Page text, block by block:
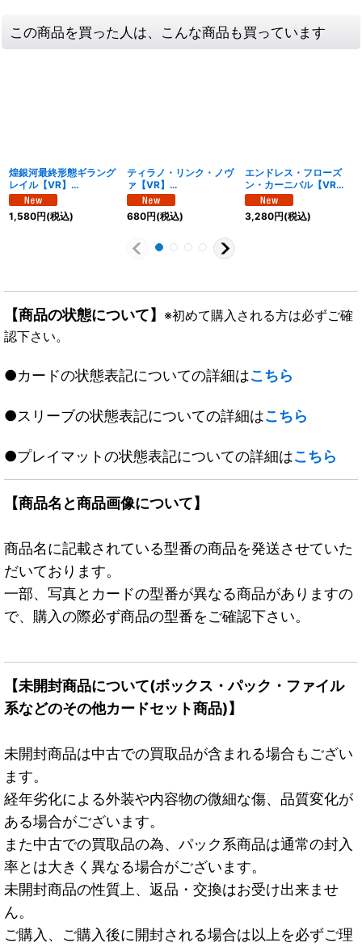
この商品を買った人は、こんな商品も買っています
煌銀河最終形態ギラング
レイル【VR】
{25EX3CSP2/CSP5}
《光》
1,580円(税込)
ティラノ・リンク・ノヴ
ァ【VR】
{25EX3CSP4/CSP5}
《火》
680円(税込)
エンドレス・フローズ
ン・カーニバル【VR】
{25EX3CSP5/CSP5}
《多》
3,280円(税込)
【商品の状態について】 ※初めて購入される方は必ずご確
認下さい。
●カードの状態表記についての詳細はこちら
●スリーブの状態表記についての詳細はこちら
●プレイマットの状態表記についての詳細はこちら
【商品名と商品画像について】
商品名に記載されている型番の商品を発送させていた
だいております。
一部、写真とカードの型番が異なる商品がありますの
で、購入の際必ず商品の型番をご確認下さい。
【未開封商品について(ボックス・パック・ファイル
系などのその他カードセット商品)】
未開封商品は中古での買取品が含まれる場合もござい
ます。
経年劣化による外装や内容物の微細な傷、品質変化が
ある場合がございます。
また中古での買取品の為、パック系商品は通常の封入
率とは大きく異なる場合がございます。
未開封商品の性質上、返品・交換はお受け出来ませ
ん。
ご購入、ご購入後に開封される場合は以上を必ずご理